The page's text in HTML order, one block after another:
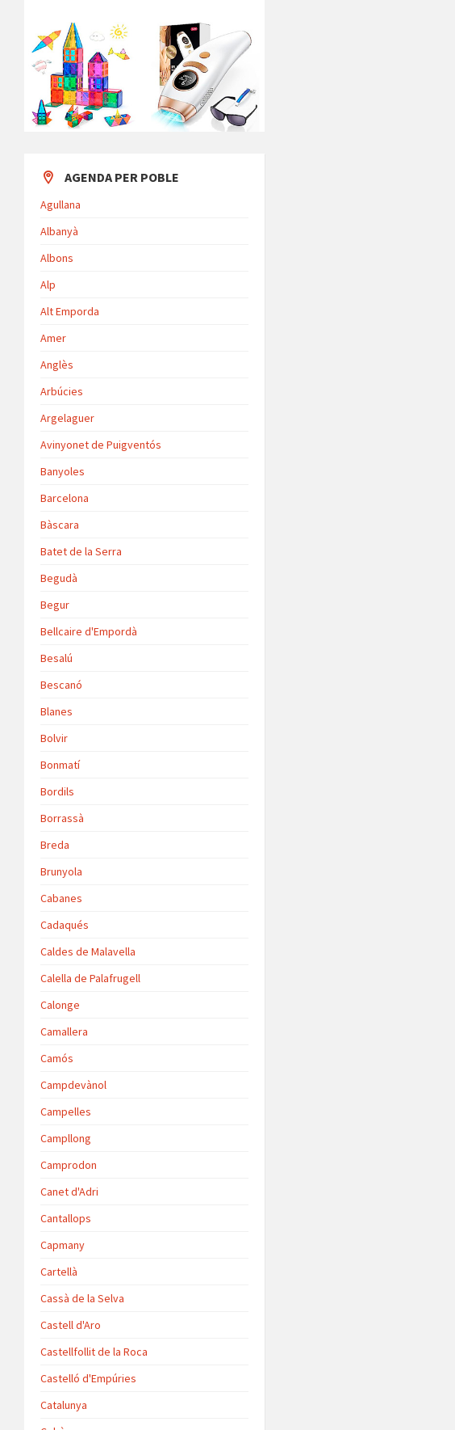
AGENDA PER POBLE
Agullana
Albanyà
Albons
Alp
Alt Emporda
Amer
Anglès
Arbúcies
Argelaguer
Avinyonet de Puigventós
Banyoles
Barcelona
Bàscara
Batet de la Serra
Begudà
Begur
Bellcaire d'Empordà
Besalú
Bescanó
Blanes
Bolvir
Bonmatí
Bordils
Borrassà
Breda
Brunyola
Cabanes
Cadaqués
Caldes de Malavella
Calella de Palafrugell
Calonge
Camallera
Camós
Campdevànol
Campelles
Campllong
Camprodon
Canet d'Adri
Cantallops
Capmany
Cartellà
Cassà de la Selva
Castell d'Aro
Castellfollit de la Roca
Castelló d'Empúries
Catalunya